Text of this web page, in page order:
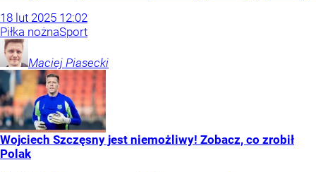
18 lut 2025 12:02
Piłka nożnaSport
Maciej Piasecki
Wojciech Szczęsny jest niemożliwy! Zobacz, co zrobił
Polak